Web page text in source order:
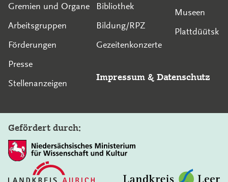
Gremien und Organe
Arbeitsgruppen
Förderungen
Presse
Stellenanzeigen
Bibliothek
Bildung/RPZ
Gezeitenkonzerte
Museen
Plattdüütsk
Impressum & Datenschutz
Gefördert durch: